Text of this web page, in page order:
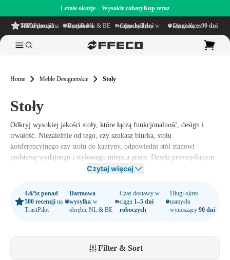
Letnie okazje – Wysokie rabatyKup teraz
4.6/5
z ponad 500 recenzji
na TrustPilot Darmowa wysyłka
w obrębie NL & BE Czas dostawy w ciągu
1–5 dni roboczych Długi okres namysłu wynoszący90 dni
Home Meble Designerskie Stoly
Stoły
Odkryj wysokiej jakości stoły, które łączą funkcjonalność, design i
trwałość. Niezależnie od tego, czy szukasz biurka, stołu
konferencyjnego czy stołu do kantyny, odpowiedni stół stanowi
podstawę wydajnego i stylowego miejsca pracy. Dzięki przemyślanym
projektom i wysokiej jakości materiałom stoły są inwestycją na lata.
środowiska pracy. Dlatego chętnie pomożemy Ci znaleźć stół idealnie
dopasowany do Twoich potrzeb i przestrzeni. Zainspiruj się
funkcjonalność.
Czytaj więcej
4.6/5z ponad
500 recenzji na
TrustPilot
Darmowa
wysyłka w
obrębie NL & BE
Czas dostawy w
ciągu 1–5 dni
roboczych
Długi okres
namysłu
wynoszący90 dni
Filter & Sort